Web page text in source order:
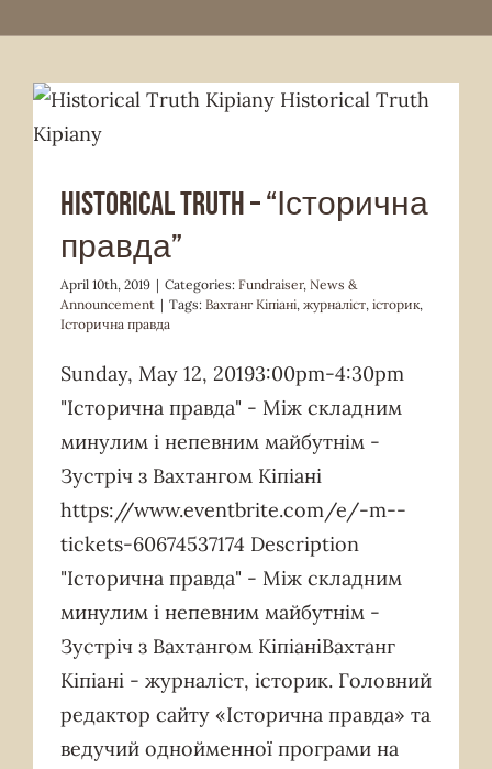
Historical Truth – “Історична
правда”
April 10th, 2019 | Categories: Fundraiser, News &
Announcement | Tags: Вахтанг Кіпіані, журналіст, історик,
Історична правда
Sunday, May 12, 20193:00pm-4:30pm
"Історична правда" - Mіж складним
минулим і непевним майбутнім -
Зустріч з Вахтангом Кіпіані
https://www.eventbrite.com/e/-m--
tickets-60674537174 Description
"Історична правда" - Mіж складним
минулим і непевним майбутнім -
Зустріч з Вахтангом КіпіаніВахтанг
Кіпіані - журналіст, історик. Головний
редактор сайту «Історична правда» та
ведучий однойменної програми на